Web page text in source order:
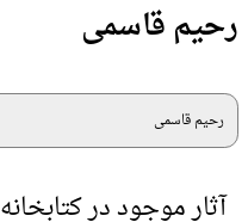
رحیم قاسمی
رحیم قاسمی
آثار موجود در کتابخانه